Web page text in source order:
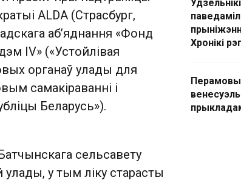
ALDA (Страсбург,
аб’яднання «Фонд
IV» («Устойлівая
органаў улады для
самакіраванні і
Беларусь»).
сельсавету
у тым ліку старасты
Хронікі
Перамовы